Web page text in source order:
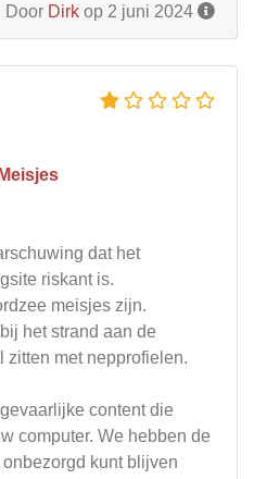
Door Dirk op 2 juni 2024
dat het
riskant is.
meisjes zijn.
het strand aan de
zitten met nepprofielen.
content die
computer. We hebben de
kunt blijven